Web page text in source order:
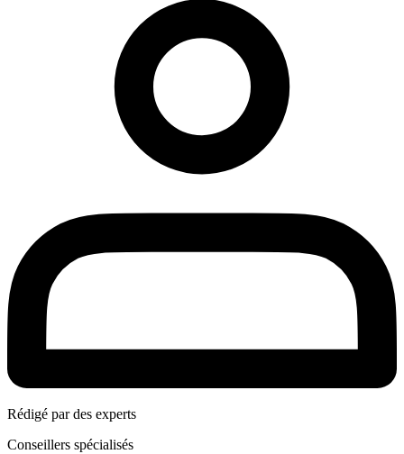
Rédigé par des experts
Conseillers spécialisés